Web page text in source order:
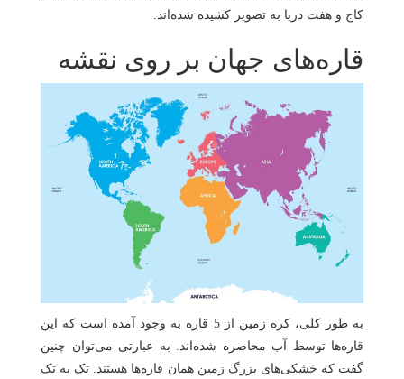
کاج و هفت دریا به تصویر کشیده شده‌اند.
قاره‌های جهان بر روی نقشه
به طور کلی، کره زمین از 5 قاره به وجود آمده است که این
قاره‌ها توسط آب محاصره شده‌اند. به عبارتی می‌توان چنین
گفت که خشکی‌های بزرگ زمین همان قاره‌ها هستند. تک به تک